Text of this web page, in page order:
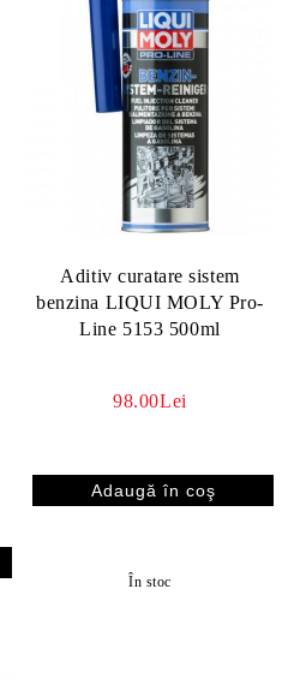
Aditiv curatare sistem
benzina LIQUI MOLY Pro-
Line 5153 500ml
98.00Lei
În stoc